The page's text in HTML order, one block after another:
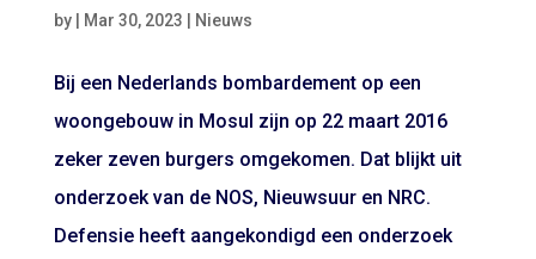
by Mar 30, 2023 Nieuws
Bij een Nederlands bombardement op een
woongebouw in Mosul zijn op 22 maart 2016
zeker zeven burgers omgekomen. Dat blijkt uit
onderzoek van de NOS, Nieuwsuur en NRC.
Defensie heeft aangekondigd een onderzoek